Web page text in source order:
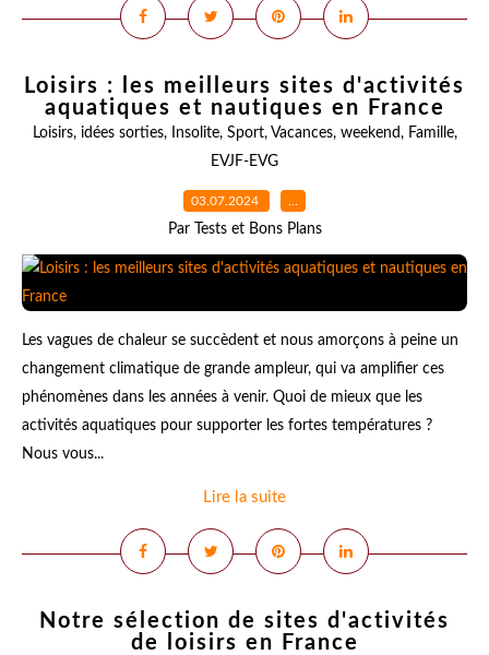
Loisirs : les meilleurs sites d'activités
aquatiques et nautiques en France
Loisirs, idées sorties, Insolite, Sport, Vacances, weekend, Famille,
EVJF-EVG
03.07.2024 …
Par Tests et Bons Plans
Les vagues de chaleur se succèdent et nous amorçons à peine un
changement climatique de grande ampleur, qui va amplifier ces
phénomènes dans les années à venir. Quoi de mieux que les
activités aquatiques pour supporter les fortes températures ?
Nous vous...
Lire la suite
Notre sélection de sites d'activités
de loisirs en France